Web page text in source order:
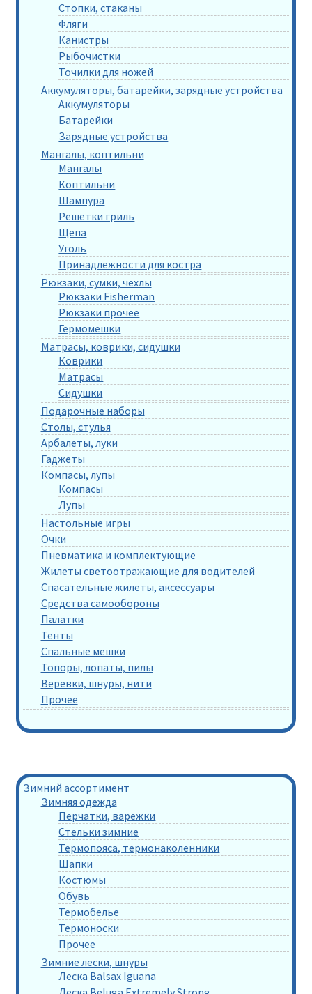
Стопки, стаканы
Фляги
Канистры
Рыбочистки
Точилки для ножей
Аккумуляторы, батарейки, зарядные устройства
Аккумуляторы
Батарейки
Зарядные устройства
Мангалы, коптильни
Мангалы
Коптильни
Шампура
Решетки гриль
Щепа
Уголь
Принадлежности для костра
Рюкзаки, сумки, чехлы
Рюкзаки Fisherman
Рюкзаки прочее
Гермомешки
Матрасы, коврики, сидушки
Коврики
Матрасы
Сидушки
Подарочные наборы
Столы, стулья
Арбалеты, луки
Гаджеты
Компасы, лупы
Компасы
Лупы
Настольные игры
Очки
Пневматика и комплектующие
Жилеты светоотражающие для водителей
Спасательные жилеты, аксессуары
Средства самообороны
Палатки
Тенты
Спальные мешки
Топоры, лопаты, пилы
Веревки, шнуры, нити
Прочее
Зимний ассортимент
Зимняя одежда
Перчатки, варежки
Стельки зимние
Термопояса, термонаколенники
Шапки
Костюмы
Обувь
Термобелье
Термоноски
Прочее
Зимние лески, шнуры
Леска Balsax Iguana